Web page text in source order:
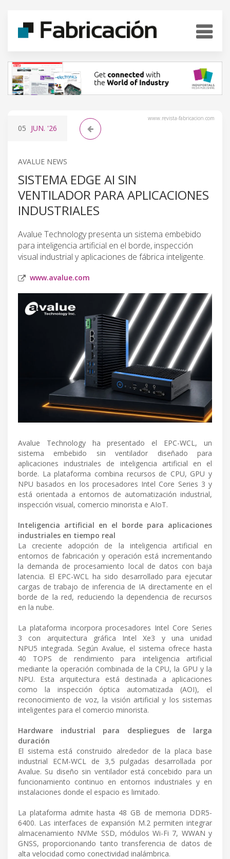
www.revista-fabricacion.com
05 JUN. '26
AVALUE NEWS
SISTEMA EDGE AI SIN
VENTILADOR PARA APLICACIONES
INDUSTRIALES
Avalue Technology presenta un sistema embebido
para inteligencia artificial en el borde, inspección
visual industrial y aplicaciones de fábrica inteligente.
www.avalue.com
Avalue Technology ha presentado el EPC-WCL, un
sistema embebido sin ventilador diseñado para
aplicaciones industriales de inteligencia artificial en el
borde. La plataforma combina recursos de CPU, GPU y
NPU basados en los procesadores Intel Core Series 3 y
está orientada a entornos de automatización industrial,
inspección visual, comercio minorista e AIoT.
Inteligencia artificial en el borde para aplicaciones
industriales en tiempo real
La creciente adopción de la inteligencia artificial en
entornos de fabricación y operación está incrementando
la demanda de procesamiento local de datos con baja
latencia. El EPC-WCL ha sido desarrollado para ejecutar
cargas de trabajo de inferencia de IA directamente en el
borde de la red, reduciendo la dependencia de recursos
en la nube.
La plataforma incorpora procesadores Intel Core Series
3 con arquitectura gráfica Intel Xe3 y una unidad
NPU5 integrada. Según Avalue, el sistema ofrece hasta
40 TOPS de rendimiento para inteligencia artificial
mediante la operación combinada de la CPU, la GPU y la
NPU. Esta arquitectura está destinada a aplicaciones
como la inspección óptica automatizada (AOI), el
reconocimiento de voz, la visión artificial y los sistemas
inteligentes para el comercio minorista.
Hardware industrial para despliegues de larga
duración
El sistema está construido alrededor de la placa base
industrial ECM-WCL de 3,5 pulgadas desarrollada por
Avalue. Su diseño sin ventilador está concebido para un
funcionamiento continuo en entornos industriales y en
instalaciones donde el espacio es limitado.
La plataforma admite hasta 48 GB de memoria DDR5-
6400. Las interfaces de expansión M.2 permiten integrar
almacenamiento NVMe SSD, módulos Wi-Fi 7, WWAN y
GNSS, proporcionando tanto transferencia de datos de
alta velocidad como conectividad inalámbrica.